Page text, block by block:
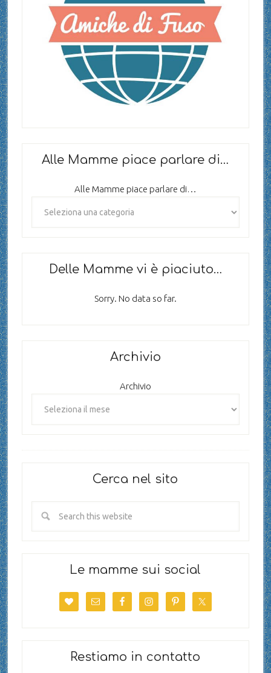
Alle Mamme piace parlare di…
Alle Mamme piace parlare di…
Delle Mamme vi è piaciuto…
Sorry. No data so far.
Archivio
Archivio
Cerca nel sito
Le mamme sui social
Restiamo in contatto